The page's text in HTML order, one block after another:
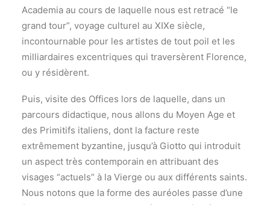
Academia au cours de laquelle nous est retracé “le
grand tour”, voyage culturel au XIXe siècle,
incontournable pour les artistes de tout poil et les
milliardaires excentriques qui traversèrent Florence,
ou y résidèrent.
Puis, visite des Offices lors de laquelle, dans un
parcours didactique, nous allons du Moyen Age et
des Primitifs italiens, dont la facture reste
extrêmement byzantine, jusqu’à Giotto qui introduit
un aspect très contemporain en attribuant des
visages “actuels” à la Vierge ou aux différents saints.
Nous notons que la forme des auréoles passe d’une